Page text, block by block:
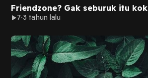
Friendzone? Gak seburuk itu kok
7 3 tahun lalu